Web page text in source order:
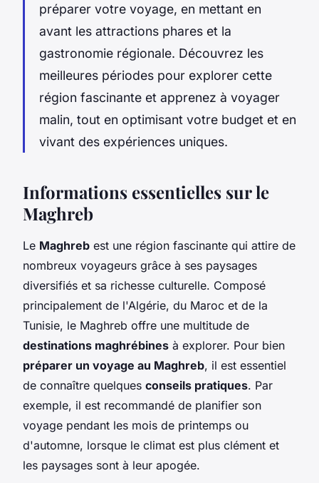
préparer votre voyage, en mettant en
avant les attractions phares et la
gastronomie régionale. Découvrez les
meilleures périodes pour explorer cette
région fascinante et apprenez à voyager
malin, tout en optimisant votre budget et en
vivant des expériences uniques.
Informations essentielles sur le
Maghreb
Le Maghreb est une région fascinante qui attire de
nombreux voyageurs grâce à ses paysages
diversifiés et sa richesse culturelle. Composé
principalement de l'Algérie, du Maroc et de la
Tunisie, le Maghreb offre une multitude de
destinations maghrébines à explorer. Pour bien
préparer un voyage au Maghreb, il est essentiel
de connaître quelques conseils pratiques. Par
exemple, il est recommandé de planifier son
voyage pendant les mois de printemps ou
d'automne, lorsque le climat est plus clément et
les paysages sont à leur apogée.